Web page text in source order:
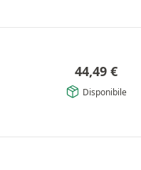
44,49 €
Disponibile